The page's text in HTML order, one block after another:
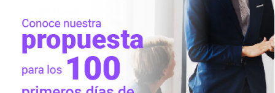
#EducaciónSuperior